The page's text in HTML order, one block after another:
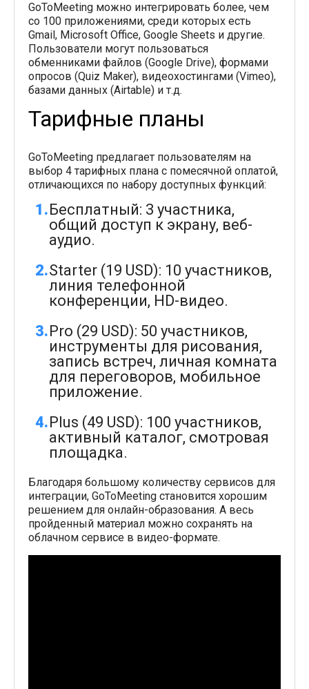
GoToMeeting можно интегрировать более, чем
со 100 приложениями, среди которых есть
Gmail, Microsoft Office, Google Sheets и другие.
Пользователи могут пользоваться
обменниками файлов (Google Drive), формами
опросов (Quiz Maker), видеохостингами (Vimeo),
базами данных (Airtable) и т.д.
Тарифные планы
GoToMeeting предлагает пользователям на
выбор 4 тарифных плана с помесячной оплатой,
отличающихся по набору доступных функций:
Бесплатный: 3 участника,
общий доступ к экрану, веб-
аудио.
Starter (19 USD): 10 участников,
линия телефонной
конференции, HD-видео.
Pro (29 USD): 50 участников,
инструменты для рисования,
запись встреч, личная комната
для переговоров, мобильное
приложение.
Plus (49 USD): 100 участников,
активный каталог, смотровая
площадка.
Благодаря большому количеству сервисов для
интеграции, GoToMeeting становится хорошим
решением для онлайн-образования. А весь
пройденный материал можно сохранять на
облачном сервисе в видео-формате.